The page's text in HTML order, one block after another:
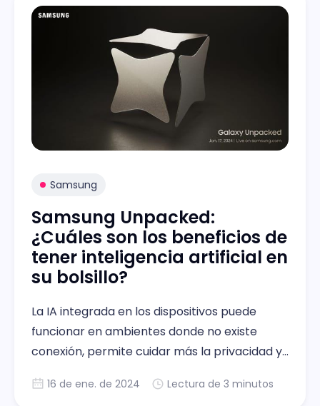
Samsung
Samsung Unpacked:
¿Cuáles son los beneficios de
tener inteligencia artificial en
su bolsillo?
La IA integrada en los dispositivos puede
funcionar en ambientes donde no existe
conexión, permite cuidar más la privacidad y
nueva serie Galaxy S establecerá un
16 de ene. de 2024 Lectura de 3 minutos